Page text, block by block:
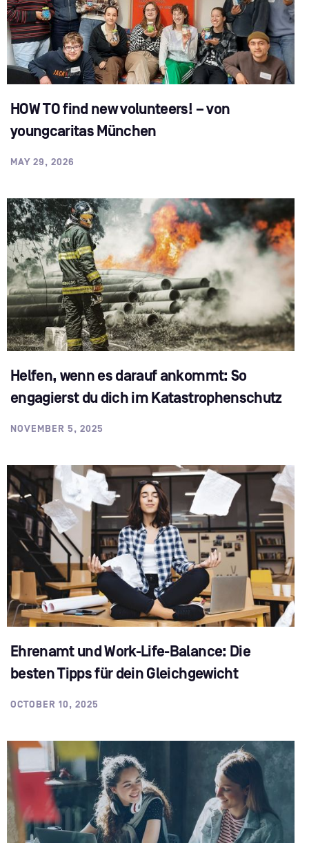
HOW TO find new volunteers! – von
youngcaritas München
MAY 29, 2026
Helfen, wenn es darauf ankommt: So
engagierst du dich im Katastrophenschutz
NOVEMBER 5, 2025
Ehrenamt und Work-Life-Balance: Die
besten Tipps für dein Gleichgewicht
OCTOBER 10, 2025